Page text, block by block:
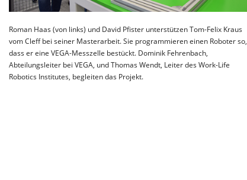
Roman Haas (von links) und David Pfister unterstützen Tom-Felix Kraus
vom Cleff bei seiner Masterarbeit. Sie programmieren einen Roboter so,
dass er eine VEGA-Messzelle bestückt. Dominik Fehrenbach,
Abteilungsleiter bei VEGA, und Thomas Wendt, Leiter des Work-Life
Robotics Institutes, begleiten das Projekt.